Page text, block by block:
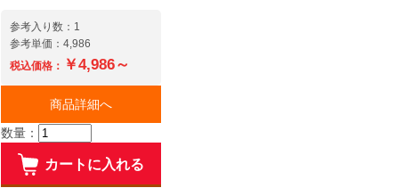
参考入り数：1
参考単価：4,986
税込価格： ￥4,986～
商品詳細へ
数量：
カートに入れる